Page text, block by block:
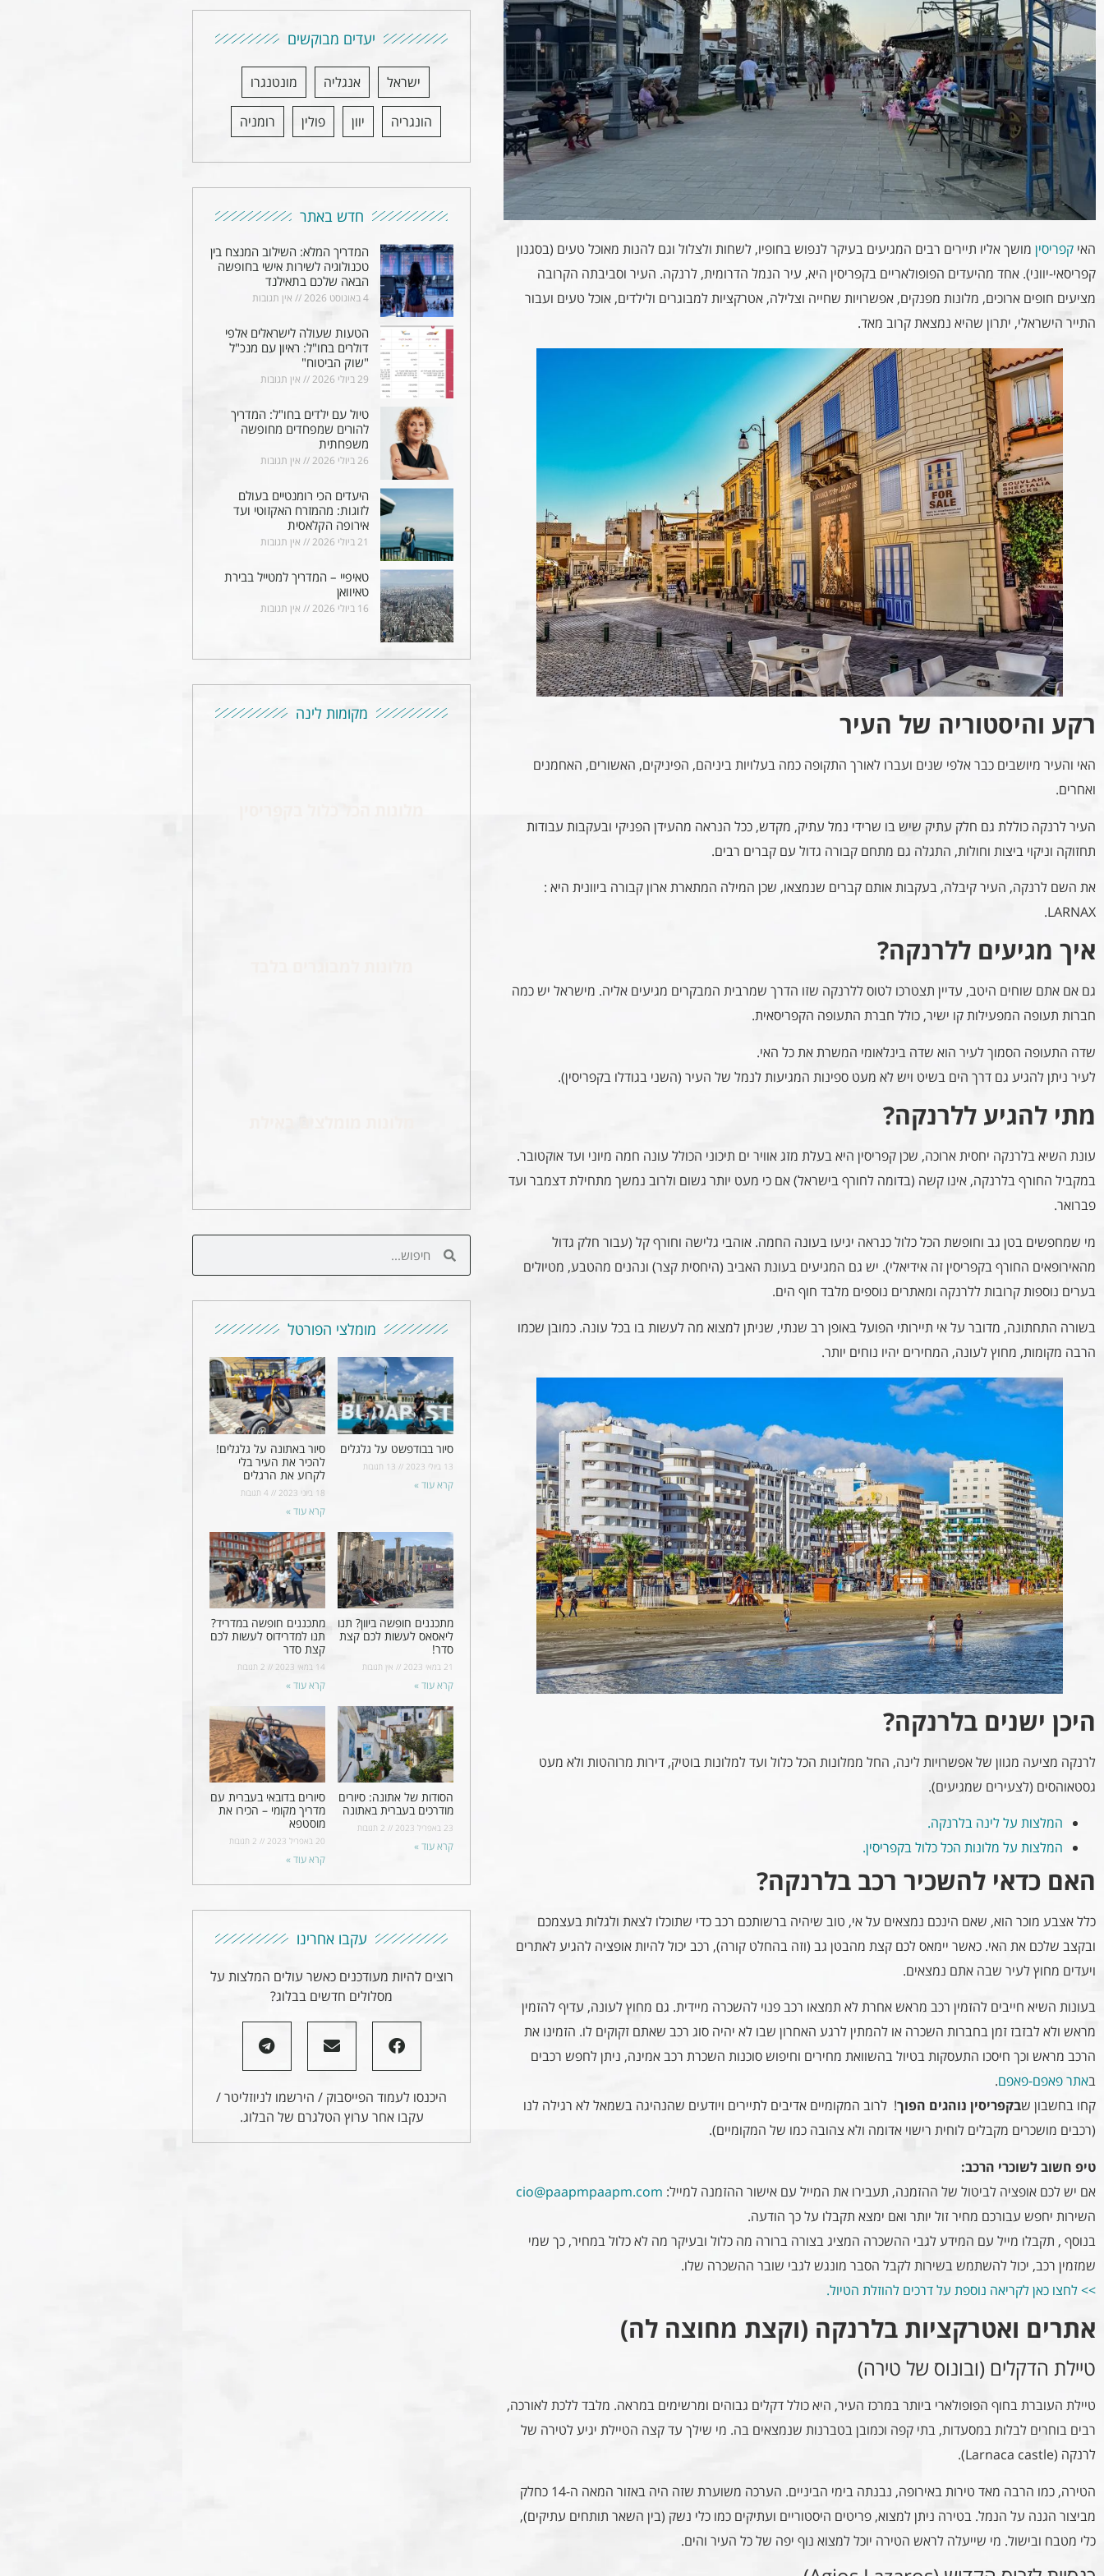
האי קפריסין מושך אליו תיירים רבים המגיעים בעיקר לנפוש בחופיו, לשחות ולצלול וגם להנות מאוכל טעים (בסגנון
קפריסאי-יווני). אחד מהיעדים הפופולאריים בקפריסין היא, עיר הנמל הדרומית, לרנקה. העיר וסביבתה הקרובה
מציעים חופים ארוכים, מלונות מפנקים, אפשרויות שחייה וצלילה, אטרקציות למבוגרים ולילדים, אוכל טעים ועבור
התייר הישראלי, יתרון שהיא נמצאת קרוב מאד.
רקע והיסטוריה של העיר
האי והעיר מיושבים כבר אלפי שנים ועברו לאורך התקופה כמה בעלויות ביניהם, הפיניקים, האשורים, האחמנים
ואחרים.
העיר לרנקה כוללת גם חלק עתיק שיש בו שרידי נמל עתיק, מקדש, ככל הנראה מהעידן הפניקי ובעקבות עבודות
תחזוקה וניקוי ביצות וחולות, התגלה גם מתחם קבורה גדול עם קברים רבים.
את השם לרנקה, העיר קיבלה, בעקבות אותם קברים שנמצאו, שכן המילה המתארת ארון קבורה ביוונית היא :
LARNAX.
איך מגיעים ללרנקה?
גם אם אתם שוחים היטב, עדיין תצטרכו לטוס ללרנקה שזו הדרך שמרבית המבקרים מגיעים אליה. מישראל יש כמה
חברות תעופה המפעילות קו ישיר, כולל חברת התעופה הקפריסאית.
שדה התעופה הסמוך לעיר הוא שדה בינלאומי המשרת את כל האי.
לעיר ניתן להגיע גם דרך הים בשיט ויש לא מעט ספינות המגיעות לנמל של העיר (השני בגודלו בקפריסין).
מתי להגיע ללרנקה?
עונת השיא בלרנקה יחסית ארוכה, שכן קפריסין היא בעלת מזג אוויר ים תיכוני הכולל עונה חמה מיוני ועד אוקטובר.
במקביל החורף בלרנקה, אינו קשה (בדומה לחורף בישראל) אם כי מעט יותר גשום ולרוב נמשך מתחילת דצמבר ועד
פברואר.
מי שמחפשים בטן גב וחופשת הכל כלול כנראה יגיעו בעונה החמה. אוהבי גלישה וחורף קל (עבור חלק גדול
מהאירופאים החורף בקפריסין זה אידיאלי). יש גם המגיעים בעונת האביב (היחסית קצר) ונהנים מהטבע, מטיולים
בערים נוספות קרובות ללרנקה ומאתרים נוספים מלבד חוף הים.
בשורה התחתונה, מדובר על אי תיירותי הפועל באופן רב שנתי, שניתן למצוא מה לעשות בו בכל עונה. כמובן שכמו
הרבה מקומות, מחוץ לעונה, המחירים יהיו נוחים יותר.
היכן ישנים בלרנקה?
לרנקה מציעה מגוון של אפשרויות לינה, החל ממלונות הכל כלול ועד למלונות בוטיק, דירות מרוהטות ולא מעט
גסטאוהסים (לצעירים שמגיעים).
המלצות על לינה בלרנקה.
המלצות על מלונות הכל כלול בקפריסין.
האם כדאי להשכיר רכב בלרנקה?
כלל אצבע מוכר הוא, שאם הינכם נמצאים על אי, טוב שיהיה ברשותכם רכב כדי שתוכלו לצאת ולגלות בעצמכם
ובקצב שלכם את האי. כאשר יימאס לכם קצת מהבטן גב (וזה בהחלט קורה), רכב יכול להיות אופציה להגיע לאתרים
ויעדים מחוץ לעיר שבה אתם נמצאים.
בעונות השיא חייבים להזמין רכב מראש אחרת לא תמצאו רכב פנוי להשכרה מיידית. גם מחוץ לעונה, עדיף להזמין
מראש ולא לבזבז זמן בחברות השכרה או להמתין לרגע האחרון שבו לא יהיה סוג רכב שאתם זקוקים לו. הזמינו את
הרכב מראש וכך חיסכו התעסקות בטיול בהשוואת מחירים וחיפוש סוכנות השכרת רכב אמינה, ניתן לחפש רכבים
באתר פאפם-פאפם.
קחו בחשבון שבקפריסין נוהגים הפוך! לרוב המקומיים אדיבים לתיירים ויודעים שהנהיגה בשמאל לא רגילה לנו
(רכבים מושכרים מקבלים לוחית רישוי אדומה ולא צהובה כמו של המקומיים).
טיפ חשוב לשוכרי הרכב:
אם יש לכם אופציה לביטול של ההזמנה, תעבירו את המייל עם אישור ההזמנה למייל: cio@paapmpaapm.com
השירות יחפש עבורכם מחיר זול יותר ואם ימצא תקבלו על כך הודעה.
בנוסף , תקבלו מייל עם המידע לגבי ההשכרה המציג בצורה ברורה מה כלול ובעיקר מה לא כלול במחיר, כך שמי
שמזמין רכב, יכול להשתמש בשירות לקבל הסבר מונגש לגבי שובר ההשכרה שלו.
>> לחצו כאן לקריאה נוספת על דרכים להוזלת הטיול.
אתרים ואטרקציות בלרנקה (וקצת מחוצה לה)
טיילת הדקלים (ובונוס של טירה)
טיילת העוברת בחוף הפופולארי ביותר במרכז העיר, היא כולל דקלים גבוהים ומרשימים במראה. מלבד ללכת לאורכה,
רבים בוחרים לבלות במסעדות, בתי קפה וכמובן בטברנות שנמצאים בה. מי שילך עד קצה הטיילת יגיע לטירה של
לרנקה (Larnaca castle).
הטירה, כמו הרבה מאד טירות באירופה, נבנתה בימי הביניים. הערכה משוערת שזה היה באזור המאה ה-14 כחלק
מביצור הגנה על הנמל. בטירה ניתן למצוא, פריטים היסטוריים ועתיקים כמו כלי נשק (בין השאר תותחים עתיקים),
כלי מטבח ובישול. מי שייעלה לראש הטירה יוכל למצוא נוף יפה של כל העיר והים.
יעדים מבוקשים
ישראל אנגליה מונטנגרו
הונגריה יוון פולין רומניה
חדש באתר
המדריך המלא: השילוב המנצח בין
טכנולוגיה לשירות אישי בחופשה
הבאה שלכם בתאילנד
4 באוגוסט 2026 אין תגובות
הטעות שעולה לישראלים אלפי
דולרים בחו"ל: ראיון עם מנכ"ל
"שוק הביטוח"
29 ביולי 2026 אין תגובות
טיול עם ילדים בחו"ל: המדריך
להורים שמפחדים מחופשה
משפחתית
26 ביולי 2026 אין תגובות
היעדים הכי רומנטיים בעולם
לזוגות: מהמזרח האקזוטי ועד
אירופה הקלאסית
21 ביולי 2026 אין תגובות
טאיפיי – המדריך למטייל בבירת
טאיוואן
16 ביולי 2026 אין תגובות
מקומות לינה
מומלצי הפורטל
סיור בבודפשט על גלגלים
13 ביולי 2023
קרא עוד »
סיור באתונה על גלגלים!
להכיר את העיר בלי
לקרוע את הרגלים
18 ביוני 2023
קרא עוד »
מתכננים חופשה ביוון? תנו
ליאסאס לעשות לכם קצת
סדר!
21 במאי 2023 אין תגובות
קרא עוד »
מתכננים חופשה במדריד?
תנו למדרידוס לעשות לכם
קצת סדר
14 במאי 2023
קרא עוד »
הסודות של אתונה: סיורים
מודרכים בעברית באתונה
23 באפריל 2023
קרא עוד »
סיורים בדובאי בעברית עם
מדריך מקומי – הכירו את
מוסטפא
20 באפריל 2023
קרא עוד »
עקבו אחרינו
רוצים להיות מעודכנים כאשר עולים המלצות על
מסלולים חדשים בבלוג?
היכנסו לעמוד הפייסבוק / הירשמו לניוזליטר /
עקבו אחר ערוץ הטלגרם של הבלוג.